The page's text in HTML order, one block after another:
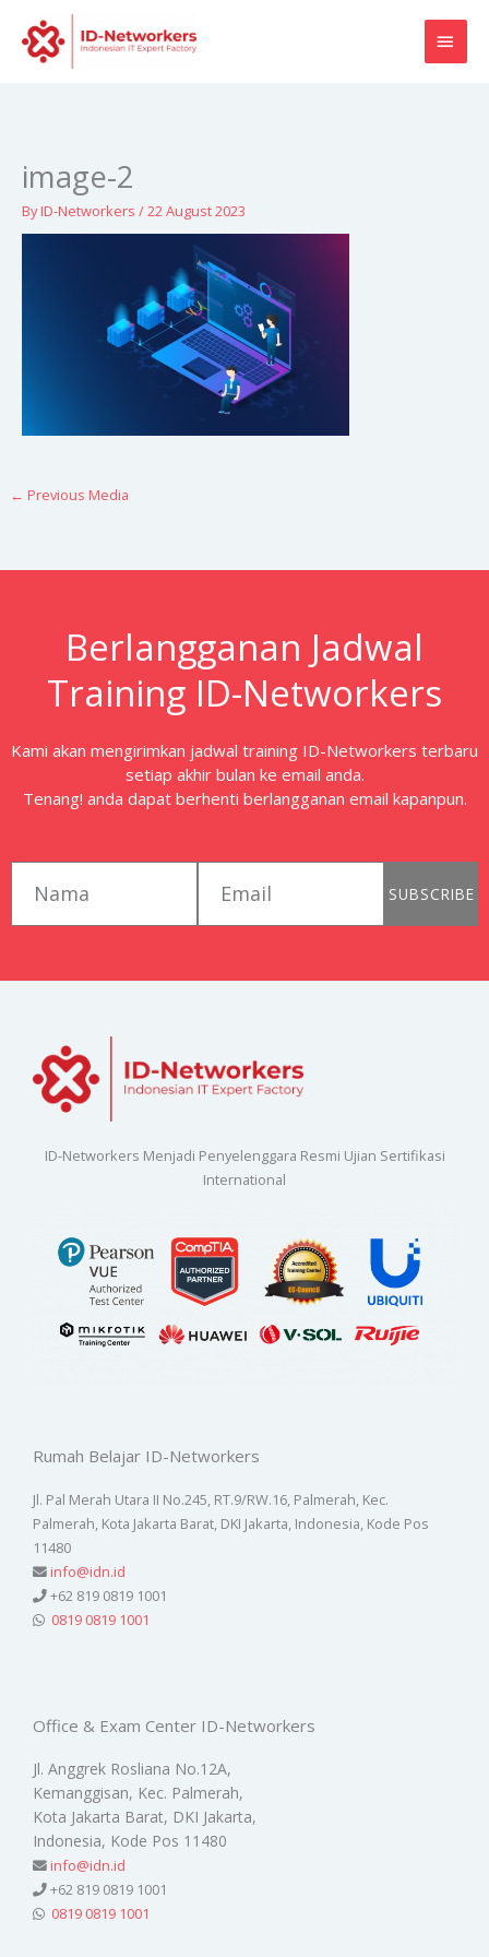
content
image-2
ByID-Networkers /22 August 2023
← Previous Media
Berlangganan Jadwal
Training ID-Networkers
Kami akan mengirimkan jadwal training ID-Networkers terbaru
setiap akhir bulan ke email anda.
Tenang! anda dapat berhenti berlangganan email kapanpun.
SUBSCRIBE
ID-Networkers Menjadi Penyelenggara Resmi Ujian Sertifikasi
International
Rumah Belajar ID-Networkers
Jl. Pal Merah Utara II No.245, RT.9/RW.16, Palmerah, Kec.
Palmerah, Kota Jakarta Barat, DKI Jakarta, Indonesia, Kode Pos
11480
info@idn.id
+62 819 0819 1001
0819 0819 1001
Office & Exam Center ID-Networkers
Jl. Anggrek Rosliana No.12A,
Kemanggisan, Kec. Palmerah,
Kota Jakarta Barat, DKI Jakarta,
Indonesia, Kode Pos 11480
info@idn.id
+62 819 0819 1001
0819 0819 1001